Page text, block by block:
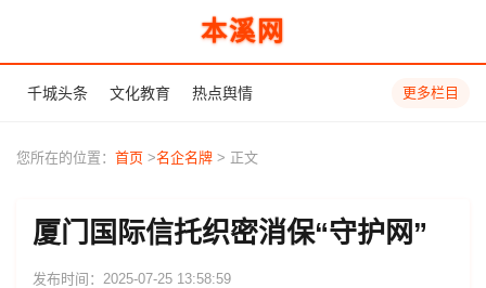
本溪网
千城头条 文化教育 热点舆情 更多栏目
您所在的位置： 首页 >名企名牌 > 正文
厦门国际信托织密消保“守护网”
发布时间：2025-07-25 13:58:59